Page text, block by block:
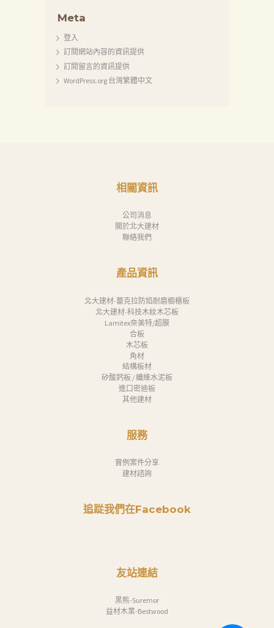
Meta
登入
訂閱網站內容的資訊提供
訂閱留言的資訊提供
WordPress.org 台灣繁體中文
相關資訊
公司消息
關於北大建材
聯絡我們
產品資訊
北大建材-蕾克拉防焰耐磨櫥櫃板
北大建材-科技木紋木芯板
Lamitex奈美特/超膜
合板
木芯板
角材
結構板材
矽酸鈣板 / 纖維水泥板
進口密迪板
其他建材
服務
實例案件分享
建材諮詢
追踨我們在Facebook
友站連結
黑熊-Suremor
益材木業-Bestwood